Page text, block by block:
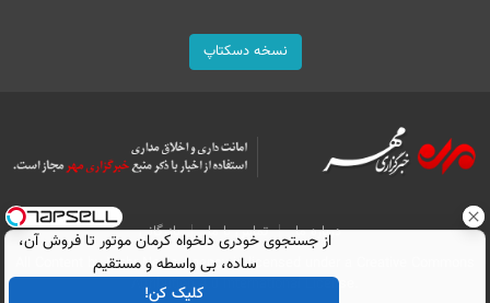
نسخه دسکتاپ
درباره ما تماس با ما
بازرگانی
All Content by Mehr News Agency is licensed under a Creative Commons
Attribution 4.0 International License.
از جستجوی خودری دلخواه کرمان موتور تا فروش آن،
ساده، بی واسطه و مستقیم
کلیک کن!